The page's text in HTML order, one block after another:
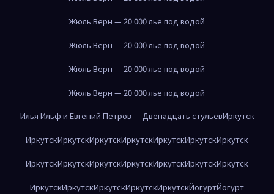
Жюль Верн — 20 000 лье под водой
Жюль Верн — 20 000 лье под водой
Жюль Верн — 20 000 лье под водой
Жюль Верн — 20 000 лье под водой
Илья Ильф и Евгений Петров — Двенадцать стульевИркутск
ИркутскИркутскИркутскИркутскИркутскИркутскИркутск
ИркутскИркутскИркутскИркутскИркутскИркутскИркутск
ИркутскИркутскИркутскИркутскИркутскЙогуртЙогурт